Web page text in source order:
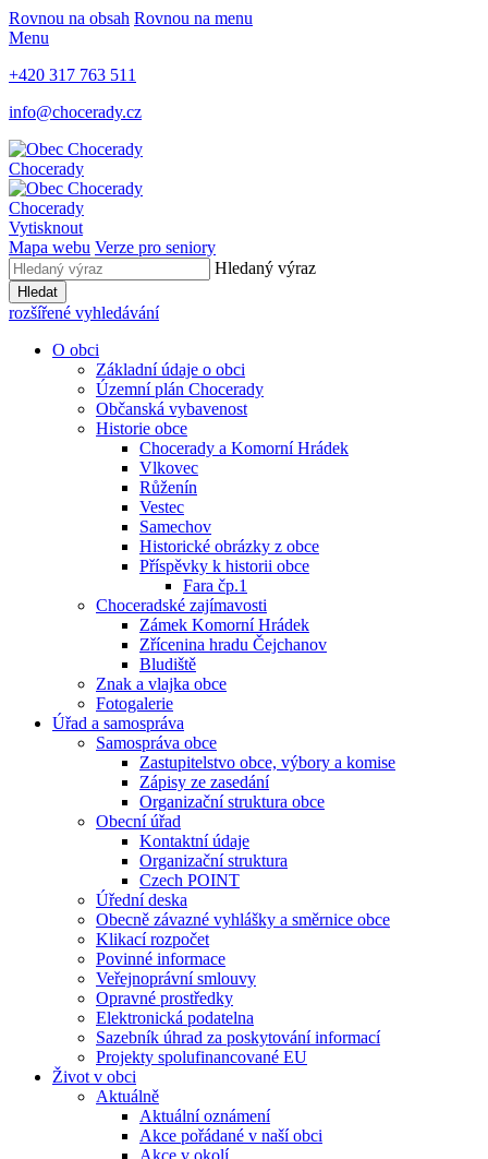
Rovnou na obsah Rovnou na menu
Menu
+420 317 763 511
info@chocerady.cz
Chocerady
Chocerady
Vytisknout
Mapa webu Verze pro seniory
Hledaný výraz
Hledat
rozšířené vyhledávání
O obci
Základní údaje o obci
Územní plán Chocerady
Občanská vybavenost
Historie obce
Chocerady a Komorní Hrádek
Vlkovec
Růženín
Vestec
Samechov
Historické obrázky z obce
Příspěvky k historii obce
Fara čp.1
Choceradské zajímavosti
Zámek Komorní Hrádek
Zřícenina hradu Čejchanov
Bludiště
Znak a vlajka obce
Fotogalerie
Úřad a samospráva
Samospráva obce
Zastupitelstvo obce, výbory a komise
Zápisy ze zasedání
Organizační struktura obce
Obecní úřad
Kontaktní údaje
Organizační struktura
Czech POINT
Úřední deska
Obecně závazné vyhlášky a směrnice obce
Klikací rozpočet
Povinné informace
Veřejnoprávní smlouvy
Opravné prostředky
Elektronická podatelna
Sazebník úhrad za poskytování informací
Projekty spolufinancované EU
Život v obci
Aktuálně
Aktuální oznámení
Akce pořádané v naší obci
Akce v okolí